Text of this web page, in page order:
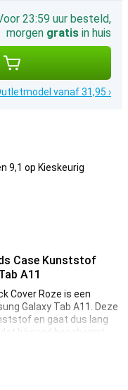
23:59 uur besteld,
morgen gratis in huis
vanaf 31,95 ›
9,1 op Kieskeurig
Case Kunststof
A11
Cover Roze is een
Galaxy Tab A11. Deze
en gaat dus lang
hij goed beschermt